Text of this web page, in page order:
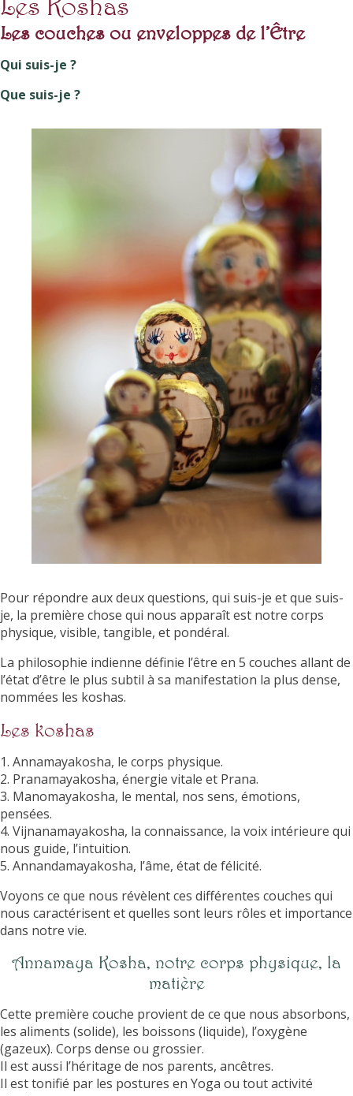
Les couches ou enveloppes de l’Être
Qui suis-je ?
Que suis-je ?
Pour répondre aux deux questions, qui suis-je et que suis-
je, la première chose qui nous apparaît est notre corps
physique, visible, tangible, et pondéral.
La philosophie indienne définie l’être en 5 couches allant de
l’état d’être le plus subtil à sa manifestation la plus dense,
nommées les koshas.
Les koshas
1. Annamayakosha, le corps physique.
2. Pranamayakosha, énergie vitale et Prana.
3. Manomayakosha, le mental, nos sens, émotions,
pensées.
4. Vijnanamayakosha, la connaissance, la voix intérieure qui
nous guide, l’intuition.
5. Annandamayakosha, l’âme, état de félicité.
Voyons ce que nous révèlent ces différentes couches qui
nous caractérisent et quelles sont leurs rôles et importance
dans notre vie.
Annamaya Kosha, notre corps physique, la
matière
Cette première couche provient de ce que nous absorbons,
les aliments (solide), les boissons (liquide), l’oxygène
(gazeux). Corps dense ou grossier.
Il est aussi l’héritage de nos parents, ancêtres.
Il est tonifié par les postures en Yoga ou tout activité